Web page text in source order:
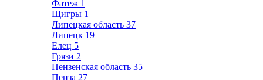
Фатеж 1
Щигры 1
Липецкая область 37
Липецк 19
Елец 5
Грязи 2
Пензенская область 35
Пенза 27